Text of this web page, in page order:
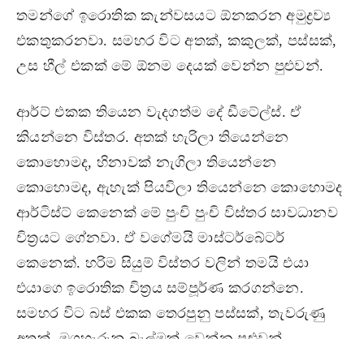
තමන්ගේ ඉරොතික කැන්වසයට ඕනකරන අමුද්‍රව්‍ය
එකතුකරනවා. සමහර විට අතක්, කකුලක්, පස්සක්,
උස හීල් එකක් මේ ඕනම දෙයක් වෙන්න පුළුවන්.
ආර්ට් එකක තියෙන වැදගත්ම දේ ඩීටේල්ස්. ඒ
කියන්නෙ විස්තර. අතක් හැරිලා තියෙන්නෙ
කොහොමද, හිනාවක් නැගිලා තියෙන්නෙ
කොහොමද, ඇහැක් පියවිලා තියෙන්නෙ කොහොමද
ආර්ටිස්ට් කෙනෙක් මේ පුංචි පුංචි විස්තර සාවධානව
චිත්‍රයට ගේනවා. ඒ වගේමයි මාස්ටර්බේටර්
කෙනෙක්. හරිම සියුම් විස්තර වලින් තමයි එයා
එයාගෙ ඉරොතික චිත්‍රය සම්පූර්ණ කරගන්නෙ.
සමහර විට බස් එකක තෙරපුනු පස්සක්, තැවරුණු